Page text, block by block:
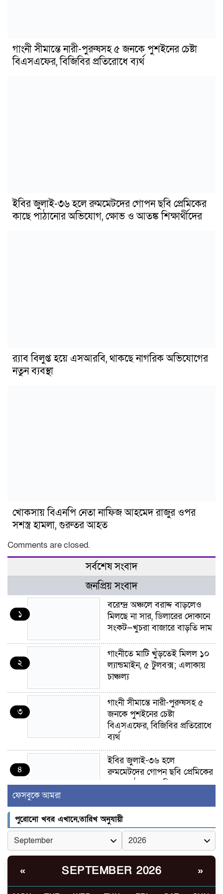
গাংনী সীমান্তে নারী-পুরুষসহ ৫ জনকে পুশইনের চেষ্টা
বিএসএফের, বিজিবির প্রতিরোধে ব্যর্থ
ইবির জুলাই-৩৬ হলে রুমমেটদের গোপন ছবি প্রেমিকের
কাছে পাঠানোর অভিযোগ, ক্ষোভ ও আতঙ্ক শিক্ষার্থীদের
র‍্যাব বিলুপ্ত হয়ে এসআরবি, থাকছে নাগরিক অভিযোগের
নতুন ব্যবস্থা
খোকসায় বিএনপি নেতা নাফিজ আহমেদ রাজুর ওপর
সশস্ত্র হামলা, গুরুতর আহত
Comments are closed.
সর্বশেষ সংবাদ
জনপ্রিয় সংবাদ
১
বরেন্দ্র অঞ্চলে বরাদ্দ বাড়লেও
মিলছে না সার, ডিলারের দোকানে
সংকট—খুচরা বাজারে বাড়তি দাম
২
গাংনীতে মাটি খুঁড়তেই মিলল ১০
ল্যান্ডমাইন, ৫ টুলবক্স; এলাকায়
চাঞ্চল্য
৩
গাংনী সীমান্তে নারী-পুরুষসহ ৫
জনকে পুশইনের চেষ্টা
বিএসএফের, বিজিবির প্রতিরোধে
ব্যর্থ
৪
ইবির জুলাই-৩৬ হলে
রুমমেটদের গোপন ছবি প্রেমিকের
কাছে পাঠানোর অভিযোগ, ক্ষোভ
৫
র‍্যাব বিলুপ্ত হয়ে এসআরবি,
থাকছে নাগরিক অভিযোগের নতুন
ব্যবস্থা
৬
খোকসায় বিএনপি নেতা নাফিজ
গুরুতর আহত
ফেসবুকে আমরা
পুরোনো খবর এখানে,তারিখ অনুযায়ী
« SEPTEMBER 2026 »